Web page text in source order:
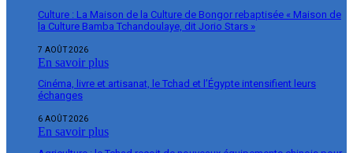
Culture : La Maison de la Culture de Bongor rebaptisée « Maison de
la Culture Bamba Tchandoulaye, dit Jorio Stars »
7 AOÛT 2026
En savoir plus
Cinéma, livre et artisanat, le Tchad et l’Égypte intensifient leurs
échanges
6 AOÛT 2026
En savoir plus